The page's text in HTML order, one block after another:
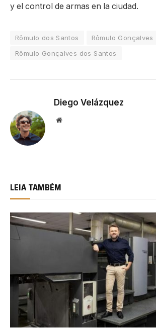
y el control de armas en la ciudad.
Rômulo dos Santos
Rômulo Gonçalves
Rômulo Gonçalves dos Santos
Diego Velázquez
Website
LEIA TAMBÉM